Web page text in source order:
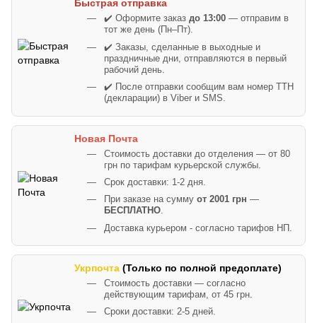
Быстрая отправка
✔️ Оформите заказ до 13:00 — отправим в
тот же день (Пн–Пт).
✔️ Заказы, сделанные в выходные и
праздничные дни, отправляются в первый
рабочий день.
✔️ После отправки сообщим вам номер ТТН
(декларации) в Viber и SMS.
Новая Почта
Стоимость доставки до отделения — от 80
грн по тарифам курьерской службы.
Срок доставки: 1-2 дня.
При заказе на сумму от 2001 грн —
БЕСПЛАТНО.
Доставка курьером - согласно тарифов НП.
Укрпочта (Только по полной предоплате)
Стоимость доставки — согласно
действующим тарифам, от 45 грн.
Сроки доставки: 2-5 дней.